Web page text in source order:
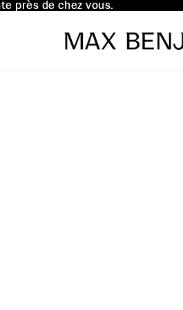
près de chez vous.
près de chez vous.